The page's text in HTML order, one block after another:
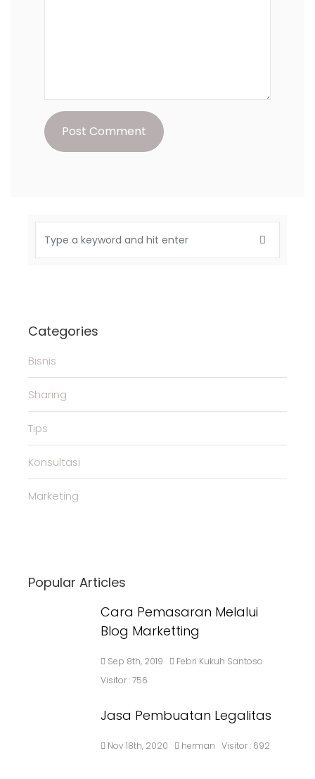
Categories
Bisnis
Sharing
Tips
Konsultasi
Marketing
Popular Articles
Cara Pemasaran Melalui
Blog Marketting
Sep 8th, 2019
Febri Kukuh Santoso
Visitor :756
Jasa Pembuatan Legalitas
Nov 18th, 2020 herman Visitor : 692